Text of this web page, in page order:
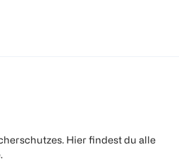
Hier findest du alle